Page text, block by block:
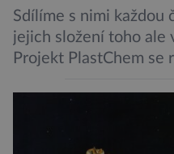
Sdílíme s nimi každou
jejich složení toho ale
Projekt PlastChem se
překvapilo i největší
zpráva. Dobrá naopak
dohoda o ukončení